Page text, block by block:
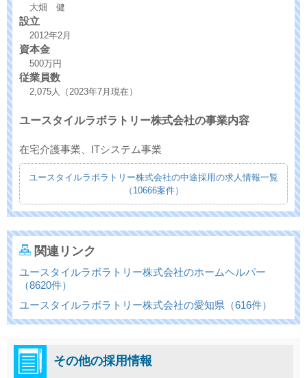
大畑 健
設立
2012年2月
資本金
500万円
従業員数
2,075人（2023年7月現在）
ユースタイルラボラトリー株式会社の事業内容
在宅介護事業、ITシステム事業
ユースタイルラボラトリー株式会社の中途採用の求人情報一覧
（10666案件）
関連リンク
ユースタイルラボラトリー株式会社のホームヘルパー
（8620件）
ユースタイルラボラトリー株式会社の愛知県（616件）
その他の採用情報